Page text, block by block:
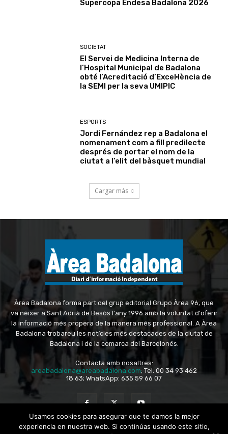
Àrea Badalona forma part del grup editorial Grupo Àrea 96, que
va néixer a Sant Adrià de Besòs l'any 1996 amb la voluntat d'oferir
la informació més propera de la manera més professional. A Àrea
Badalona trobareu les notícies més destacades de la ciutat de
Badalona i de la comarca del Barcelonés.
Contacta amb nosaltres:
areabadalona@areabadalona.com; Tel. 00 34 93 462
18 63; WhatsApp: 635 59 66 07
Usamos cookies para asegurar que te damos la mejor
experiencia en nuestra web. Si continúas usando este sitio,